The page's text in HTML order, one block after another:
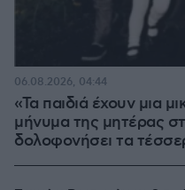
«Τα παιδιά έχουν μια
μήνυμα της μητέρας
δολοφονήσει τα
06.08.2026, 04:44